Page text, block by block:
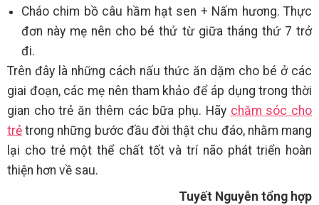
Cháo chim bồ câu hầm hạt sen + Nấm hương. Thực
đơn này mẹ nên cho bé thử từ giữa tháng thứ 7 trở
đi.
Trên đây là những cách nấu thức ăn dặm cho bé ở các
giai đoạn, các mẹ nên tham khảo để áp dụng trong thời
gian cho trẻ ăn thêm các bữa phụ. Hãy chăm sóc cho
trẻ trong những bước đầu đời thật chu đáo, nhằm mang
lại cho trẻ một thể chất tốt và trí não phát triển hoàn
thiện hơn về sau.
Tuyết Nguyễn tổng hợp